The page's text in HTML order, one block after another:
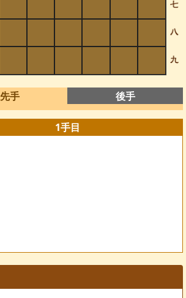
先手 後手
1手目